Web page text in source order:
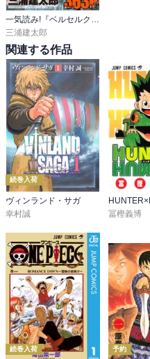
一気読み!『ベルセルク』スペシャル編集版
三浦建太郎
関連する作品
続巻入荷
ヴィンランド・サガ
幸村誠
冨樫義博
続巻入荷 予約